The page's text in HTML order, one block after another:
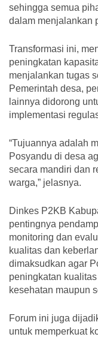
sehingga semua
dalam menjalankan
Transformasi ini,
peningkatan
menjalankan tugas
Pemerintah desa,
lainnya didorong
implementasi
“Tujuannya adalah
Posyandu di desa
secara mandiri dan
warga,” jelasnya.
Dinkes P2KB
pentingnya
monitoring dan
kualitas dan
dimaksudkan agar
peningkatan
kesehatan maupun
Forum ini juga
untuk memperkuat